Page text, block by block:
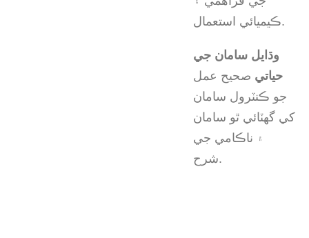
ڪيميائي استعمال.
وڌايل سامان جي
حياتي صحيح عمل
جو ڪنٽرول سامان
کي گھٽائي ٿو سامان
۽ ناڪامي جي
شرح.